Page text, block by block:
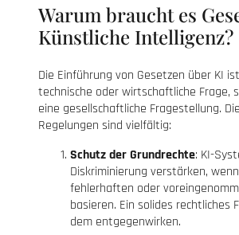
Warum braucht es
Künstliche Intelligenz?
Die Einführung von Gesetzen über KI
technische oder wirtschaftliche Frage,
eine gesellschaftliche Fragestellung.
Regelungen sind vielfältig:
Schutz der Grundrechte: KI-
Diskriminierung verstärken,
fehlerhaften oder
basieren. Ein solides rechtliches
dem entgegenwirken.